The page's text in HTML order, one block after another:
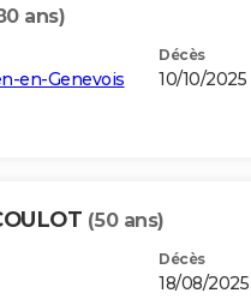
ans)
en-Genevois
Décès
10/10/2025
(50 ans)
Décès
18/08/2025